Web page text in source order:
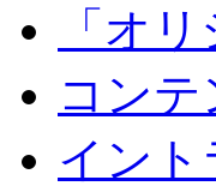
「オ
コン
イント